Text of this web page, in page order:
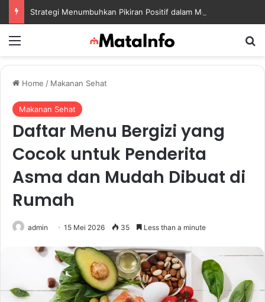
Home / Makanan Sehat
Makanan Sehat
Daftar Menu Bergizi yang
Cocok untuk Penderita
Asma dan Mudah Dibuat di
Rumah
admin 15 Mei 2026 35 Less than a minute